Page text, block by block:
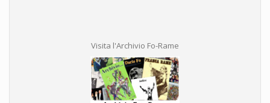
Visita l'Archivio Fo-Rame